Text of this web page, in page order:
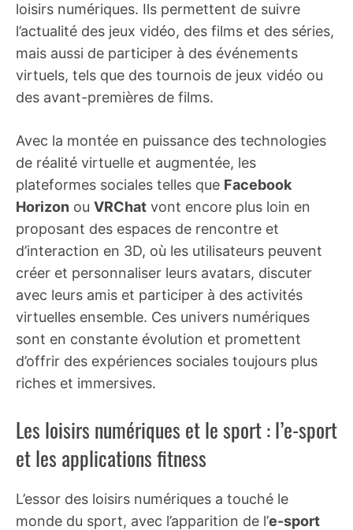
loisirs numériques. Ils permettent de suivre
l’actualité des jeux vidéo, des films et des séries,
mais aussi de participer à des événements
virtuels, tels que des tournois de jeux vidéo ou
des avant-premières de films.
Avec la montée en puissance des technologies
de réalité virtuelle et augmentée, les
plateformes sociales telles que Facebook
Horizon ou VRChat vont encore plus loin en
proposant des espaces de rencontre et
d’interaction en 3D, où les utilisateurs peuvent
créer et personnaliser leurs avatars, discuter
avec leurs amis et participer à des activités
virtuelles ensemble. Ces univers numériques
sont en constante évolution et promettent
d’offrir des expériences sociales toujours plus
riches et immersives.
Les loisirs numériques et le sport : l’e-sport
et les applications fitness
L’essor des loisirs numériques a touché le
monde du sport, avec l’apparition de l’e-sport